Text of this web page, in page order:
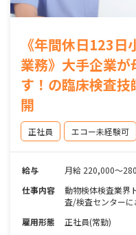
《年間休日123
業務》大手企業が
す！の臨床検査
開
正社員 エコー未経験可
給与
月給 220,000～
仕事内容
動物検体検査業界
査/検査センター
雇用形態
正社員(常勤)